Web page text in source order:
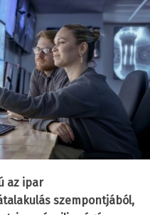
az ipar
szempontjából,